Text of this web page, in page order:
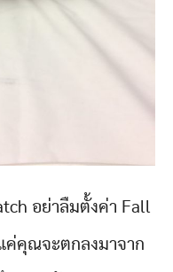
อย่าลืมตั้งค่า Fall
ค่คุณจะตกลงมาจาก